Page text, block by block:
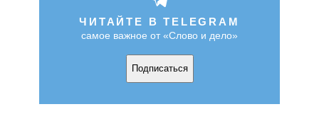
ЧИТАЙТЕ В TELEGRAM
самое важное от «Слово и дело»
Подписаться